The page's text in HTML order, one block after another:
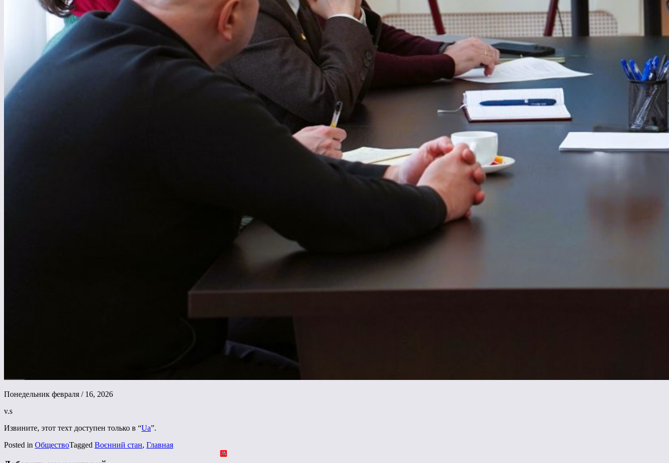
Понедельник февраля / 16, 2026
v.s
Извините, этот техт доступен только в “Ua”.
Posted in ОбществоTagged Воєнний стан, Главная